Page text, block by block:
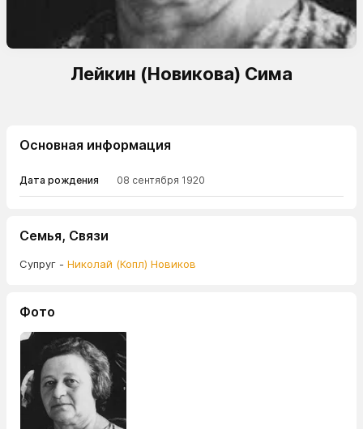
Лейкин (Новикова) Сима
Основная информация
Дата рождения 08 сентября 1920
Семья, Связи
Супруг - Николай (Копл) Новиков
Фото